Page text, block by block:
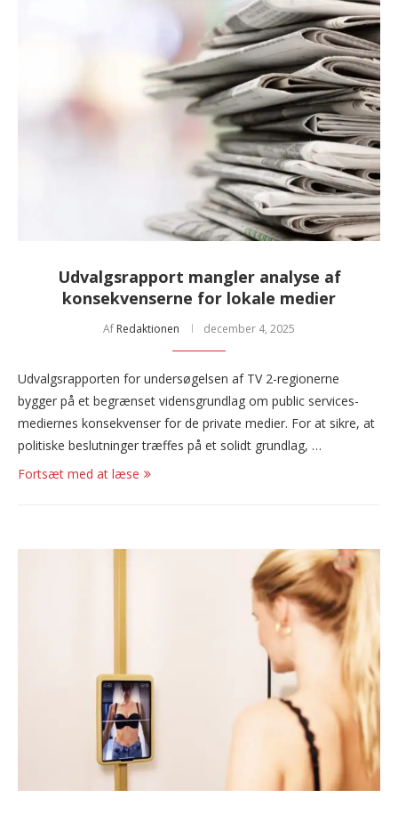
Udvalgsrapport mangler analyse af
konsekvenserne for lokale medier
Af Redaktionen december 4, 2025
Udvalgsrapporten for undersøgelsen af TV 2-regionerne
bygger på et begrænset vidensgrundlag om public services-
mediernes konsekvenser for de private medier. For at sikre, at
politiske beslutninger træffes på et solidt grundlag, …
Fortsæt med at læse